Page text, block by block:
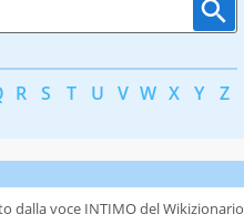
R S T U V W X Y Z
dalla voce INTIMO del Wikizionario